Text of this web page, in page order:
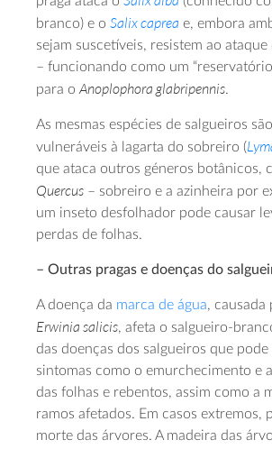
branco) e o Salix caprea e, embora
sejam suscetíveis, resistem ao
– funcionando como um
para o Anoplophora glabripennis.
As mesmas espécies de salgueiros
vulneráveis à lagarta do sobreiro (
que ataca outros géneros botânicos,
Quercus – sobreiro e a azinheira por
um inseto desfolhador pode causar
perdas de folhas.
– Outras pragas e doenças do
A doença da marca de água, causada
Erwinia salicis, afeta o salgueiro-
das doenças dos salgueiros que
sintomas como o emurchecimento e
das folhas e rebentos, assim como a
ramos afetados. Em casos extremos,
morte das árvores. A madeira das